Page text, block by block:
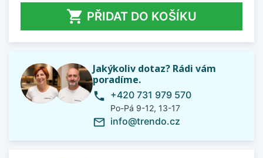
 PŘIDAT DO KOŠÍKU
Jakýkoliv dotaz? Rádi vám
poradíme.
phone +420 731 979 570
Po-Pá 9-12, 13-17
mail_outline info@trendo.cz